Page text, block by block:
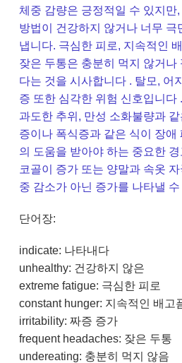
체중 감량은 긍정적일 수 있지만
방법이 건강하지 않거나 너무 극
냅니다. 극심한 피로, 지속적인
잦은 두통은 충분히 먹지 않거나
다는 것을 시사합니다 . 탈모, 어
증 또한 심각한 위험 신호입니다
과도한 추위, 만성 소화불량과
증이나 폭식증과 같은 식이 장애
의 도움을 받아야 하는 중요한
코골이 증가 또는 양말과 속옷
중 감소가 아닌 증가를 나타낼
단어장:
indicate: 나타내다
unhealthy: 건강하지 않은
extreme fatigue: 극심한 피로
constant hunger: 지속적인 배고
irritability: 짜증 증가
frequent headaches: 잦은 두통
undereating: 충분히 먹지 않음